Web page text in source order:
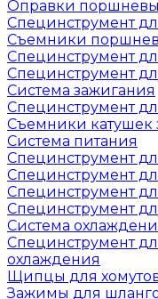
Оправки
Специнструмент
Съемники
Специнструмент
Специнструмент
Система зажигания
Специнструмент
Съемники катушек
Система питания
Специнструмент
Специнструмент
Специнструмент
Специнструмент
Система
Специнструмент
охлаждения
Щипцы для
Зажимы для